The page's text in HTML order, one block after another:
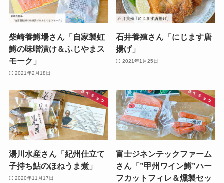
柴崎養鱒場さん「自家製虹
鱒の味噌漬け＆ふじやまス
モーク」
2021年2月18日
石井養殖さん「にじます唐
揚げ」
2021年1月25日
湯川水産さん「紀州仕立て
子持ち鮎のほねうま煮」
2020年11月17日
富士ジネンテックファーム
さん「”甲州ワイン鱒”ハー
フカットフィレ＆燻製セッ